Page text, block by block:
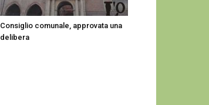
Consiglio comunale, approvata una
delibera